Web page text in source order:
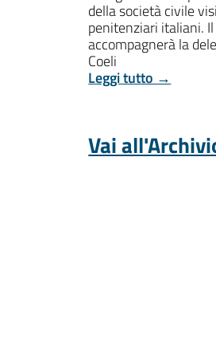
della società civile
penitenziari italiani.
accompagnerà la
Coeli
Leggi tutto →
Vai